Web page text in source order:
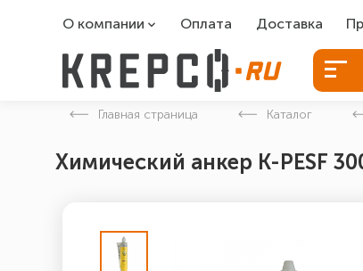
О компании
О компании
Оплата Доставка
Главная страница Каталог
Химический анкер K-PESF